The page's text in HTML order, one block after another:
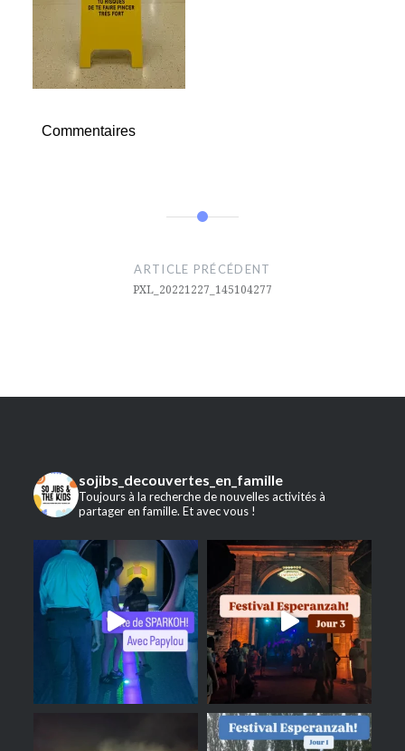
Commentaires
ARTICLE PRÉCÉDENT
PXL_20221227_145104277
sojibs_decouvertes_en_famille
Toujours à la recherche de nouvelles activités à
partager en famille. Et avec vous !